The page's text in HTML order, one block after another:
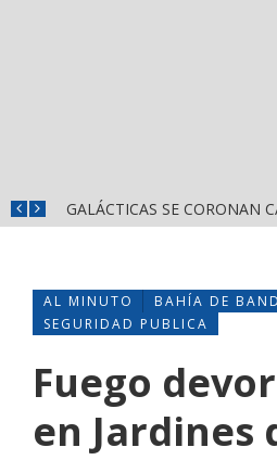
AL MINUTO
BAHÍA DE
SEGURIDAD PUBLICA
Fuego
en Jardines